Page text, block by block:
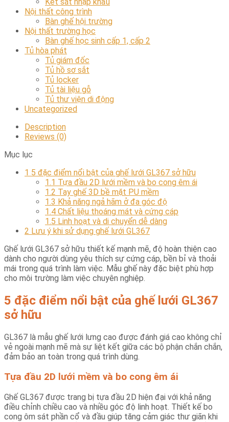
Két sắt nhập khẩu
Nội thất công trình
Bàn ghế hội trường
Nội thất trường học
Bàn ghế học sinh cấp 1, cấp 2
Tủ hòa phát
Tủ giám đốc
Tủ hồ sơ sắt
Tủ locker
Tủ tài liệu gỗ
Tủ thư viện di động
Uncategorized
Description
Reviews (0)
Mục lục
1 5 đặc điểm nổi bật của ghế lưới GL367 sở hữu
1.1 Tựa đầu 2D lưới mềm và bo cong êm ái
1.2 Tay ghế 3D bề mặt PU mềm
1.3 Khả năng ngả hãm ở đa góc độ
1.4 Chất liệu thoáng mát và cứng cáp
1.5 Linh hoạt và di chuyển dễ dàng
2 Lưu ý khi sử dụng ghế lưới GL367
Ghế lưới GL367 sở hữu thiết kế mạnh mẽ, độ hoàn thiện cao
dành cho người dùng yêu thích sự cứng cáp, bền bỉ và thoải
mái trong quá trình làm việc. Mẫu ghế này đặc biệt phù hợp
cho môi trường làm việc chuyên nghiệp.
5 đặc điểm nổi bật của ghế lưới GL367
sở hữu
GL367 là mẫu ghế lưới lưng cao được đánh giá cao không chỉ
vẻ ngoài mạnh mẽ mà sự liệt kết giữa các bộ phận chắn chắn,
đảm bảo an toàn trong quá trình dùng.
Tựa đầu 2D lưới mềm và bo cong êm ái
Ghế GL367 được trang bị tựa đầu 2D hiện đại với khả năng
điều chỉnh chiều cao và nhiều góc độ linh hoạt. Thiết kế bo
cong ôm sát phần cổ và đầu giúp tăng cảm giác thư giãn khi